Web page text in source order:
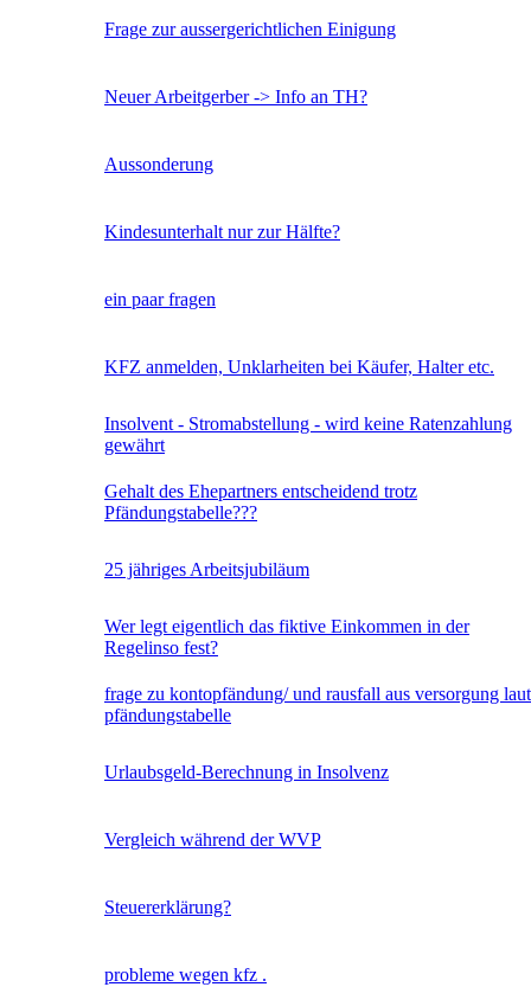
Frage zur aussergerichtlichen Einigung
Neuer Arbeitgerber -> Info an TH?
Aussonderung
Kindesunterhalt nur zur Hälfte?
ein paar fragen
KFZ anmelden, Unklarheiten bei Käufer, Halter etc.
Insolvent - Stromabstellung - wird keine Ratenzahlung
gewährt
Gehalt des Ehepartners entscheidend trotz
Pfändungstabelle???
25 jähriges Arbeitsjubiläum
Wer legt eigentlich das fiktive Einkommen in der
Regelinso fest?
frage zu kontopfändung/ und rausfall aus versorgung laut
pfändungstabelle
Urlaubsgeld-Berechnung in Insolvenz
Vergleich während der WVP
Steuererklärung?
probleme wegen kfz .